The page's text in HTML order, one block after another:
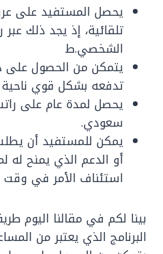
يحصل المستفيد على
تلقائية، إذ يجد ذلك
الشخصي.ط
يتمكن من الحصول على
تدفعه بشكل قوي
سعودي.
يمكن للمستفيد أن
أو الدعم الذي يمنح له
استئناف الأمر في وقت
بينا لكم في مقالنا اليوم
البرنامج الذي يعتبر من